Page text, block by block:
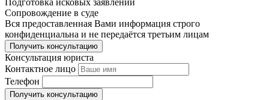
Подготовка исковых заявлений
Сопровождение в суде
Вся предоставленная Вами информация строго
конфиденциальна и не передаётся третьим лицам
Получить консультацию
Консультация юриста
Контактное лицо
Телефон
Получить консультацию